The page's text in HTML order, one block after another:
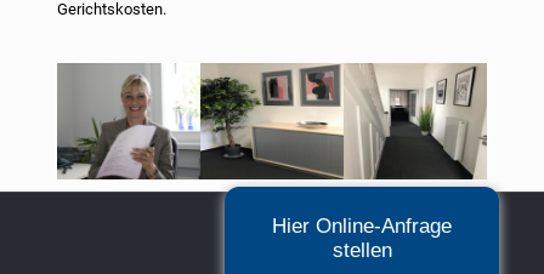
Gerichtskosten.
Hier Online-Anfrage
stellen